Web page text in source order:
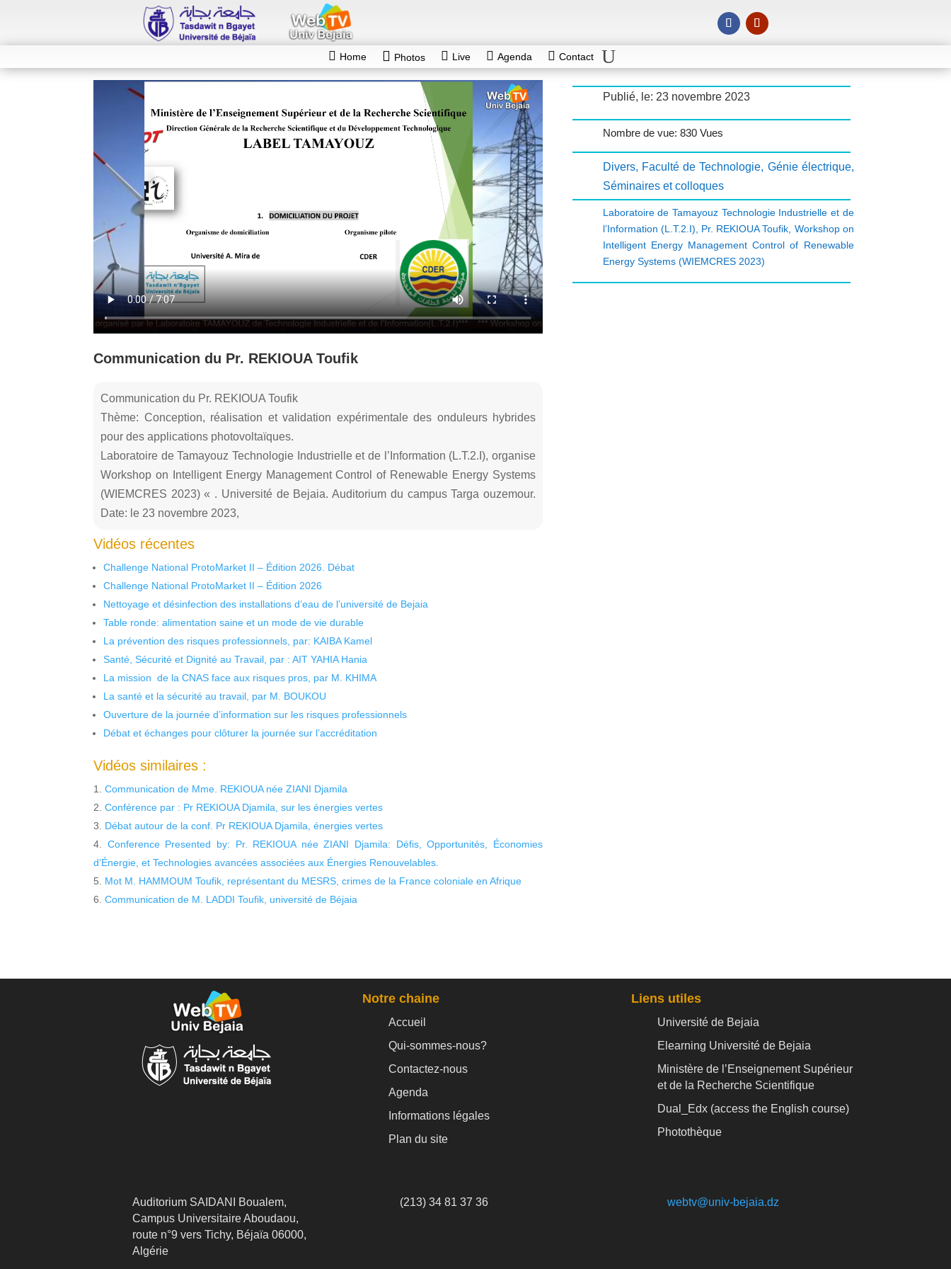
Home Photos Live Agenda Contact
Communication du Pr. REKIOUA Toufik
Communication du Pr. REKIOUA Toufik
Thème: Conception, réalisation et validation expérimentale des onduleurs hybrides
pour des applications photovoltaïques.
Laboratoire de Tamayouz Technologie Industrielle et de l’Information (L.T.2.I), organise
Workshop on Intelligent Energy Management Control of Renewable Energy Systems
(WIEMCRES 2023) « . Université de Bejaia. Auditorium du campus Targa ouzemour.
Date: le 23 novembre 2023,
Vidéos récentes
Challenge National ProtoMarket II – Édition 2026. Débat
Challenge National ProtoMarket II – Édition 2026
Nettoyage et désinfection des installations d’eau de l’université de Bejaia
Table ronde: alimentation saine et un mode de vie durable
La prévention des risques professionnels, par: KAIBA Kamel
Santé, Sécurité et Dignité au Travail, par : AIT YAHIA Hania
La mission de la CNAS face aux risques pros, par M. KHIMA
La santé et la sécurité au travail, par M. BOUKOU
Ouverture de la journée d’information sur les risques professionnels
Débat et échanges pour clôturer la journée sur l’accréditation
Vidéos similaires :
Communication de Mme. REKIOUA née ZIANI Djamila
Conférence par : Pr REKIOUA Djamila, sur les énergies vertes
Débat autour de la conf. Pr REKIOUA Djamila, énergies vertes
Conference Presented by: Pr. REKIOUA née ZIANI Djamila: Défis, Opportunités, Économies
d’Énergie, et Technologies avancées associées aux Énergies Renouvelables.
Mot M. HAMMOUM Toufik, représentant du MESRS, crimes de la France coloniale en Afrique
Communication de M. LADDI Toufik, université de Béjaia
Publié, le: 23 novembre 2023
Nombre de vue: 830 Vues
Divers, Faculté de Technologie, Génie électrique,
Séminaires et colloques
Laboratoire de Tamayouz Technologie Industrielle et de
l’Information (L.T.2.I), Pr. REKIOUA Toufik, Workshop on
Intelligent Energy Management Control of Renewable
Energy Systems (WIEMCRES 2023)
Notre chaine
Accueil
Qui-sommes-nous?
Contactez-nous
Agenda
Informations légales
Plan du site
Liens utiles
Université de Bejaia
Elearning Université de Bejaia
Ministère de l’Enseignement Supérieur
et de la Recherche Scientifique
Dual_Edx (access the English course)
Photothèque
Auditorium SAIDANI Boualem,
Campus Universitaire Aboudaou,
route n°9 vers Tichy, Béjaïa 06000,
Algérie
(213) 34 81 37 36 webtv@univ-bejaia.dz